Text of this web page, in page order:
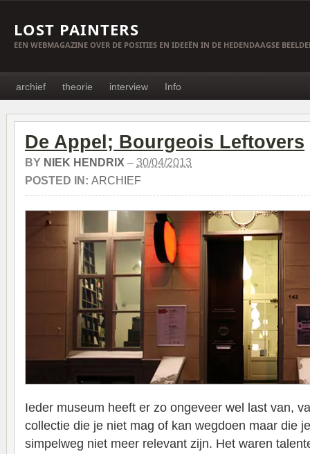
LOST PAINTERS
EEN WEBMAGAZINE OVER DE POSITIES EN IDEEËN IN DE HEDENDAAGSE
archief theorie interview Info
De Appel; Bourgeois Leftovers
BY NIEK HENDRIX – 30/04/2013
POSTED IN: ARCHIEF
Ieder museum heeft er zo ongeveer wel last van,
collectie die je niet mag of kan wegdoen maar die
simpelweg niet meer relevant zijn. Het waren